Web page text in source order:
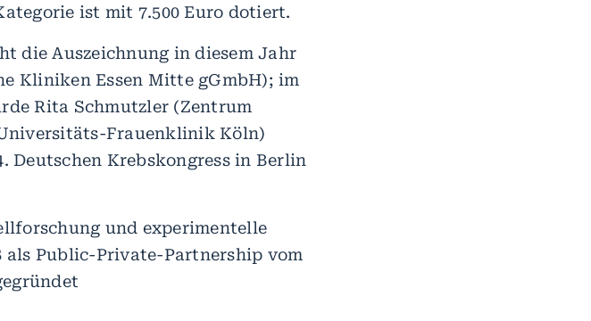
ist mit 7.500 Euro dotiert.
die Auszeichnung in diesem Jahr
Kliniken Essen Mitte gGmbH); im
Rita Schmutzler (Zentrum
Frauenklinik Köln)
Deutschen Krebskongress in Berlin
und experimentelle
als Public-Private-Partnership vom